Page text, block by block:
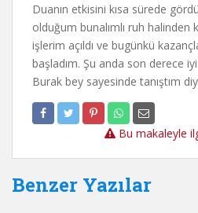
Duanın etkisini kısa sürede
olduğum bunalımlı ruh halinden
işlerim açıldı ve bugünkü
başladım. Şu anda son derece
Burak bey sayesinde tanıştım
Bu makaleyle
Benzer Yazılar